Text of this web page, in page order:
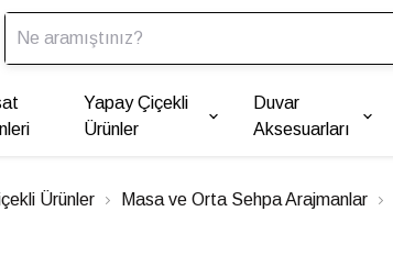
Yapay Çiçekli
Ürünler
Duvar
Aksesuarları
Ürünler Masa ve Orta Sehpa Arajmanlar